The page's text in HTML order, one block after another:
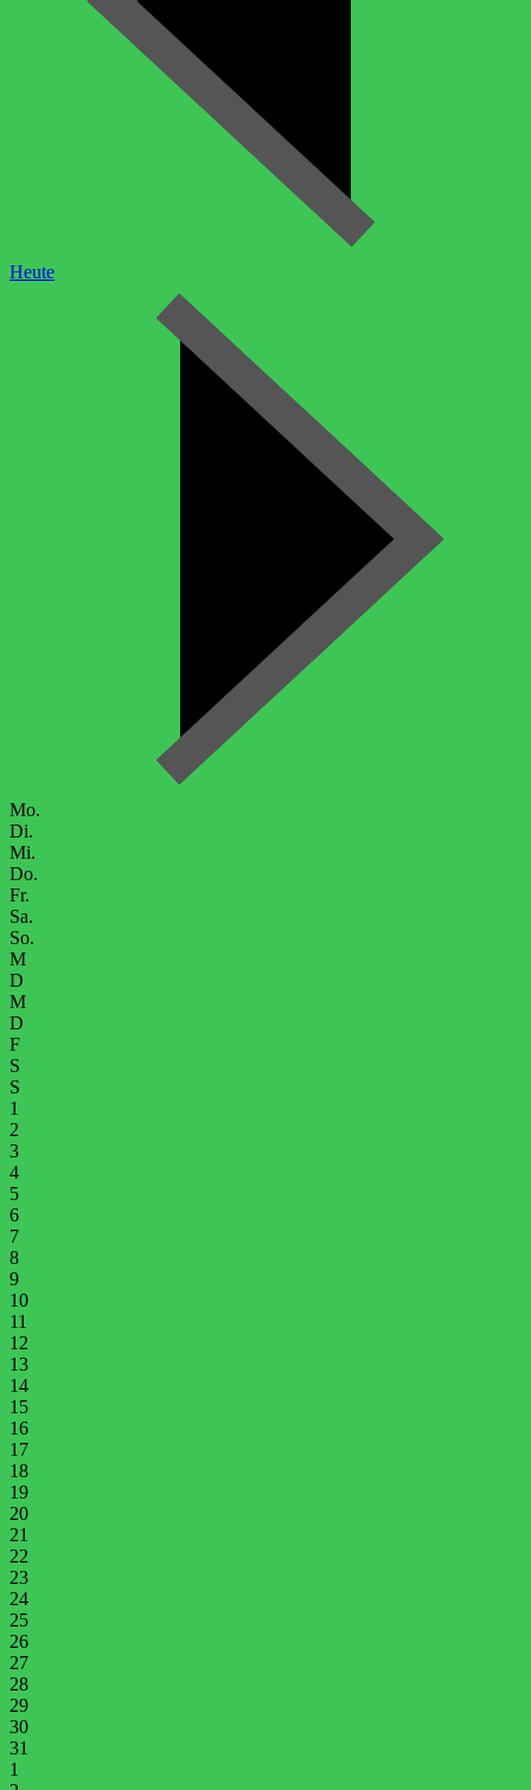
Heute
Mo.
Di.
Mi.
Do.
Fr.
Sa.
So.
M
D
M
D
F
S
S
1
2
3
4
5
6
7
8
9
10
11
12
13
14
15
16
17
18
19
20
21
22
23
24
25
26
27
28
29
30
31
1